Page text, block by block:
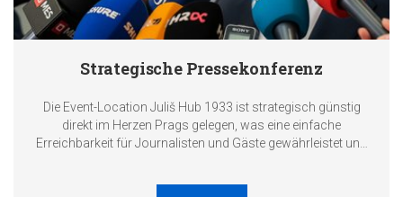
Strategische Pressekonferenz
Die Event-Location Juliš Hub 1933 ist strategisch günstig
direkt im Herzen Prags gelegen, was eine einfache
Erreichbarkeit für Journalisten und Gäste gewährleistet und